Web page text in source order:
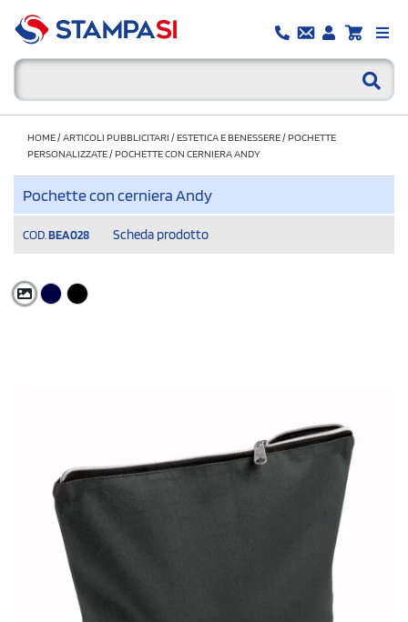
HOME/ARTICOLI PUBBLICITARI /ESTETICA E BENESSERE/POCHETTE
PERSONALIZZATE/POCHETTE CON CERNIERA ANDY
Pochette con cerniera Andy
COD. BEA028 Scheda prodotto